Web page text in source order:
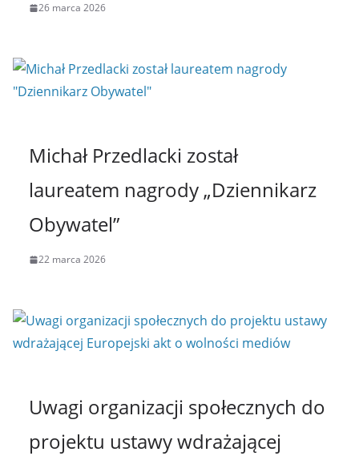
26 marca 2026
Michał Przedlacki został
laureatem nagrody „Dziennikarz
Obywatel”
22 marca 2026
Uwagi organizacji społecznych do
projektu ustawy wdrażającej